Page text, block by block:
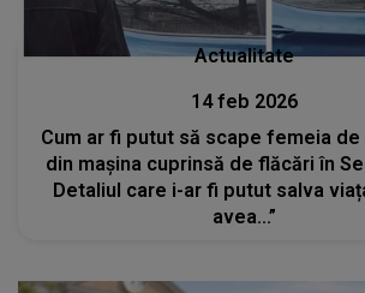
Actualitate
14 feb 2026
Cum ar fi putut să scape femeia de
din mașina cuprinsă de flăcări în
Detaliul care i-ar fi putut salva
avea...”